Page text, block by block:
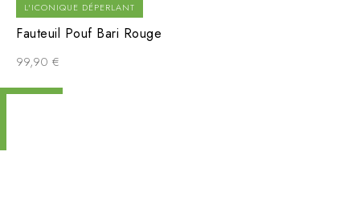
L'ICONIQUE DÉPERLANT
Fauteuil Pouf Bari Rouge
99,90 €